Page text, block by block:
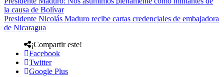
la causa de Bolívar
Presidente Nicolás Maduro recibe cartas credenciales de embajadora
de Nicaragua
¡Compartir este!
Facebook
Twitter
Google Plus